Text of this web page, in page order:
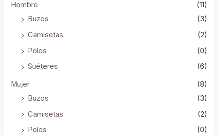
Hombre
(11)
Buzos
(3)
Camisetas
(2)
Polos
(0)
Suéteres
(6)
Mujer
(8)
Buzos
(3)
Camisetas
(2)
Polos
(0)